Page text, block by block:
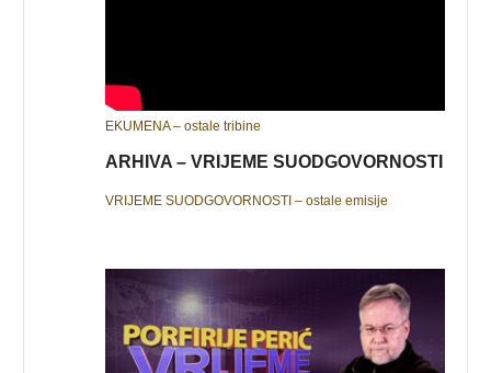
EKUMENA – ostale tribine
ARHIVA – VRIJEME SUODGOVORNOSTI
VRIJEME SUODGOVORNOSTI – ostale emisije